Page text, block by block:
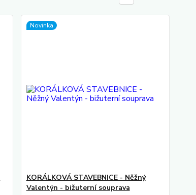
Novinka
KORÁLKOVÁ STAVEBNICE - Něžný
Valentýn - bižuterní souprava